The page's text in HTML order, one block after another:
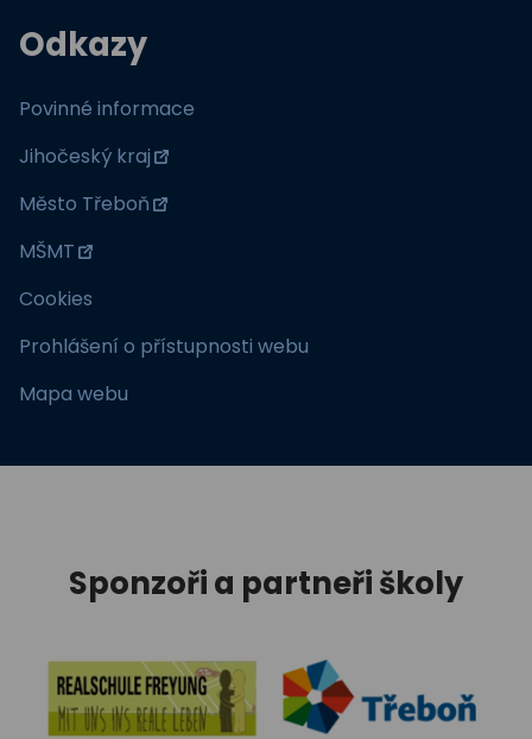
Odkazy
Povinné informace
Jihočeský kraj
Město Třeboň
MŠMT
Cookies
Prohlášení o přístupnosti webu
Mapa webu
Sponzoři a partneři školy